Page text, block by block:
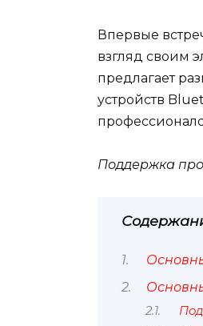
Впервые
взгляд своим
предлагает
устройств
Поддержка